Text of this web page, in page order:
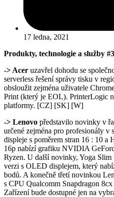
17 ledna, 2021
Produkty, technologie a služby #3
-> Acer uzavřel dohodu se
serverless řešení správy tisku v
obsloužit zejména uživatele
Print (který je EOL). PrinterLogic
platformy. [CZ] [SK] [W]
-> Lenovo představilo novinky v
určené zejména pro profesionály v
displeje s poměrem stran 16 : 10 a
16p nabízí grafiku NVIDIA
Ryzen. U další novinky, Yoga
verzi s OLED displejem, který
bodů. A konečně třetí novinkou
s CPU Qualcomm Snapdragon
Zařízení bude dostupné jen na